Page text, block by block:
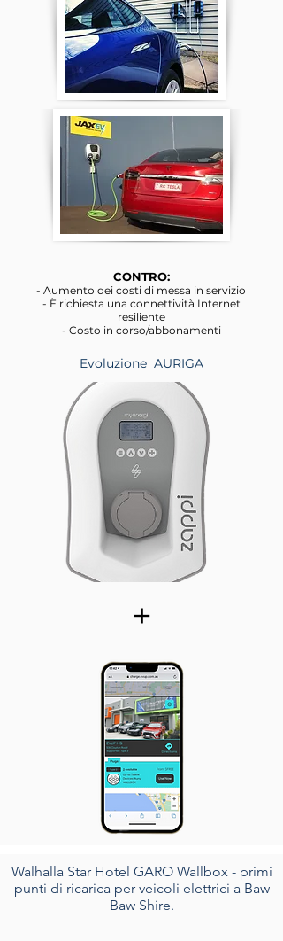
CONTRO:
- Aumento dei costi di messa in servizio
- È richiesta una connettività Internet
resiliente
- Costo in corso/abbonamenti
Evoluzione AURIGA
+
Walhalla Star Hotel GARO Wallbox - primi
punti di ricarica per veicoli elettrici a Baw
Baw Shire.